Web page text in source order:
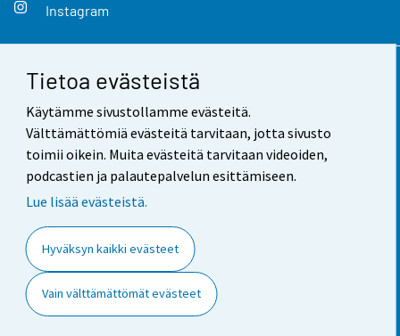
Tietoa evästeistä
Käytämme sivustollamme evästeitä.
Välttämättömiä evästeitä tarvitaan, jotta sivusto
toimii oikein. Muita evästeitä tarvitaan videoiden,
podcastien ja palautepalvelun esittämiseen.
Lue lisää evästeistä.
Hyväksyn kaikki evästeet
Vain välttämättömät evästeet
Instagram
Yhteystiedot
Palaute
Käyttöehdot
Saavutettavuus
Tietoa sivustosta
Evästeasetukset